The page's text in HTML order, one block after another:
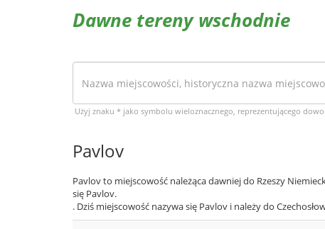
Dawne tereny wschodnie
Użyj znaku * jako symbolu wieloznacznego, reprezentującego
Pavlov
Pavlov to miejscowość należąca dawniej do Rzeszy
się Pavlov.
. Dziś miejscowość nazywa się Pavlov i należy do